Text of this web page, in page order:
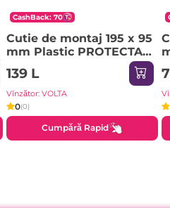
CashBack: 70
Cutie de montaj 195 x 95
mm Plastic PROTECTA
Scame
139 L
Vînzător: VOLTA
0(0)
Cumpără Rapid